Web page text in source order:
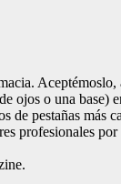
o una base)
pestañas más
profesionales